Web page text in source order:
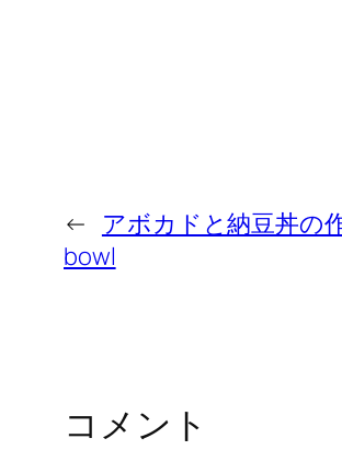
← アボカドと納豆丼の
bowl
コメント